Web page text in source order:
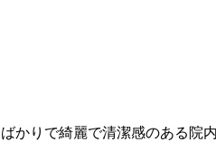
かりで綺麗で清潔感のある